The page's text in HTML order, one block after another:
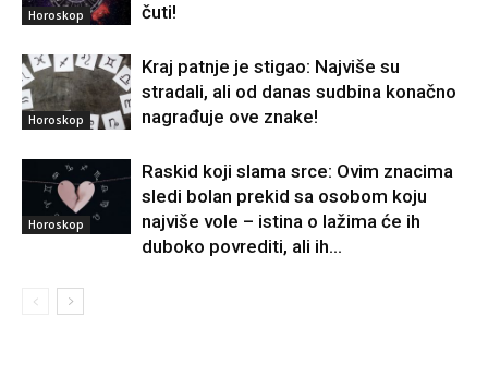
Horoskop
čuti!
Horoskop
Kraj patnje je stigao: Najviše su
stradali, ali od danas sudbina konačno
nagrađuje ove znake!
Horoskop
Raskid koji slama srce: Ovim znacima
sledi bolan prekid sa osobom koju
najviše vole – istina o lažima će ih
duboko povrediti, ali ih...